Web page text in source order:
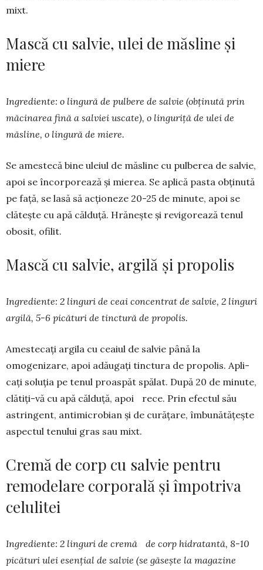
mixt.
Mască cu salvie, ulei de măsline și
miere
Ingrediente: o lingură de pulbere de salvie (obţinută prin
măcinarea fină a salviei uscate), o linguriţă de ulei de
măsline, o lingură de miere.
Se amestecă bine uleiul de măsline cu pul­berea de salvie,
a­poi se încorpo­rează şi mierea. Se aplică pasta obţi­nută
pe faţă, se lasă să acţioneze 20-25 de minute, apoi se
clăteşte cu apă căl­duţă. Hrăneşte și revi­gorează tenul
obo­sit, ofilit.
Mască cu salvie, argilă și propolis
Ingrediente: 2 linguri de ceai con­centrat de salvie, 2 linguri
argilă, 5-6 picături de tinctură de propolis.
Amestecaţi argila cu ceaiul de sal­vie până la
omogenizare, apoi adă­u­gaţi tinctura de propolis. Apli­
caţi solu­ția pe tenul proaspăt spălat. După 20 de minute,
clătiţi-vă cu apă călduţă, apoi rece. Prin efectul său
astringent, anti­mi­crobian şi de curăţare, îmbunătăţeşte
aspectul tenu­lui gras sau mixt.
Cremă de corp cu salvie pentru
remodelare corporală şi împotriva
celulitei
Ingrediente: 2 linguri de cremă de corp hidratantă, 8-10
picături ulei esenţial de salvie (se găseşte la ma­ga­zine